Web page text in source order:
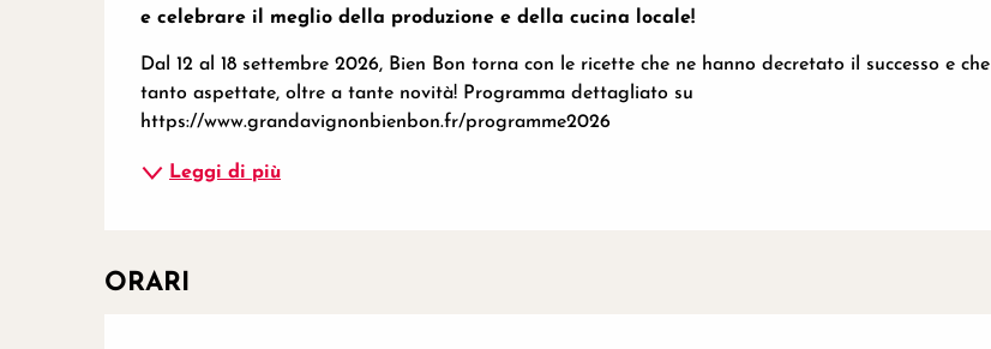
e celebrare il meglio della produzione e della cucina locale!
Dal 12 al 18 settembre 2026, Bien Bon torna con le ricette che ne hanno decretato il successo e che
tanto aspettate, oltre a tante novità! Programma dettagliato su
https://www.grandavignonbienbon.fr/programme2026
Leggi di più
ORARI